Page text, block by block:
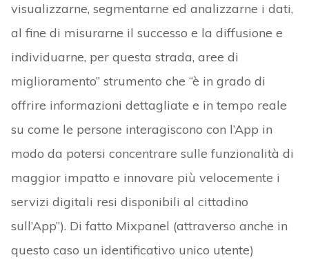
visualizzarne, segmentarne ed analizzarne i dati,
al fine di misurarne il successo e la diffusione e
individuarne, per questa strada, aree di
miglioramento” strumento che “è in grado di
offrire informazioni dettagliate e in tempo reale
su come le persone interagiscono con l’App in
modo da potersi concentrare sulle funzionalità di
maggior impatto e innovare più velocemente i
servizi digitali resi disponibili al cittadino
sull’App”). Di fatto Mixpanel (attraverso anche in
questo caso un identificativo unico utente)